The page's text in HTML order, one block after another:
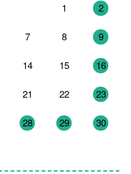
1 2
7 8 9
14 15 16
21 22 23
28 29 30